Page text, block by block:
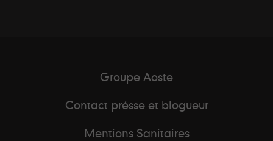
Groupe Aoste
Contact présse et blogueur
Mentions Sanitaires